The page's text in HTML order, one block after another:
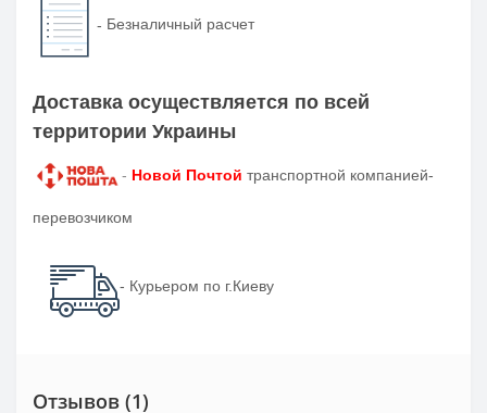
- Безналичный расчет
Доставка осуществляется по всей
территории Украины
- Новой Почтой транспортной компанией-
перевозчиком
- Курьером по г.Киеву
Отзывов (1)